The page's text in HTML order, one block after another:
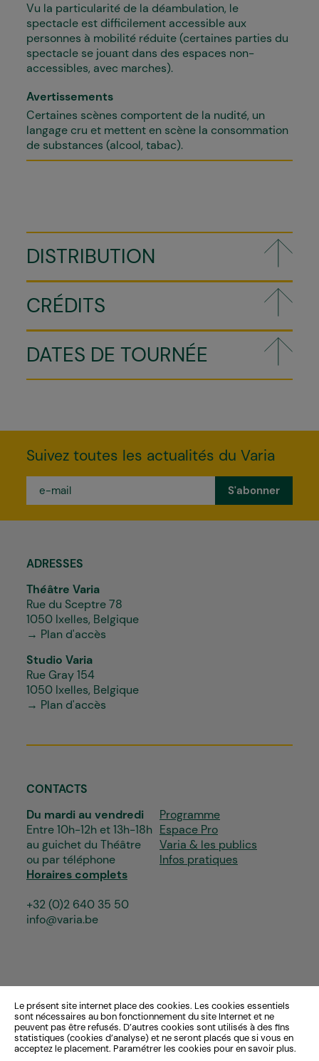
Le présent site internet place des cookies. Les cookies essentiels
sont nécessaires au bon fonctionnement du site Internet et ne
peuvent pas être refusés. D’autres cookies sont utilisés à des fins
statistiques (cookies d’analyse) et ne seront placés que si vous en
acceptez le placement. Paramétrer les cookies pour en savoir plus.
Vu la particularité de la déambulation, le
spectacle est difficilement accessible aux
personnes à mobilité réduite (certaines parties du
spectacle se jouant dans des espaces non-
accessibles, avec marches).
Avertissements
Certaines scènes comportent de la nudité, un
langage cru et mettent en scène la consommation
de substances (alcool, tabac).
DISTRIBUTION
CRÉDITS
DATES DE TOURNÉE
Suivez toutes les actualités du Varia
mail
ADRESSES
Théâtre Varia
Rue du Sceptre 78
1050 Ixelles, Belgique
→ Plan d'accès
Studio Varia
Rue Gray 154
1050 Ixelles, Belgique
→ Plan d'accès
CONTACTS
Du mardi au vendredi
Entre 10h-12h et 13h-18h
au guichet du Théâtre
ou par téléphone
Horaires complets
+32 (0)2 640 35 50
info@varia.be
Programme
Espace Pro
Varia & les publics
Infos pratiques